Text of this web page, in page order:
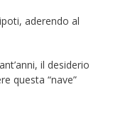
aderendo al
il desiderio
questa “nave”